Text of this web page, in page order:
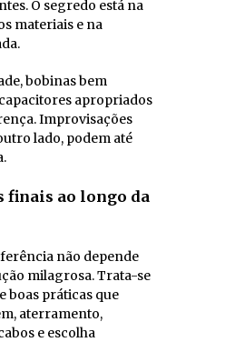
O segredo está na
materiais e na
bobinas bem
apropriados
Improvisações
lado, podem até
finais ao longo da
não depende
milagrosa. Trata-se
boas práticas que
aterramento,
e escolha